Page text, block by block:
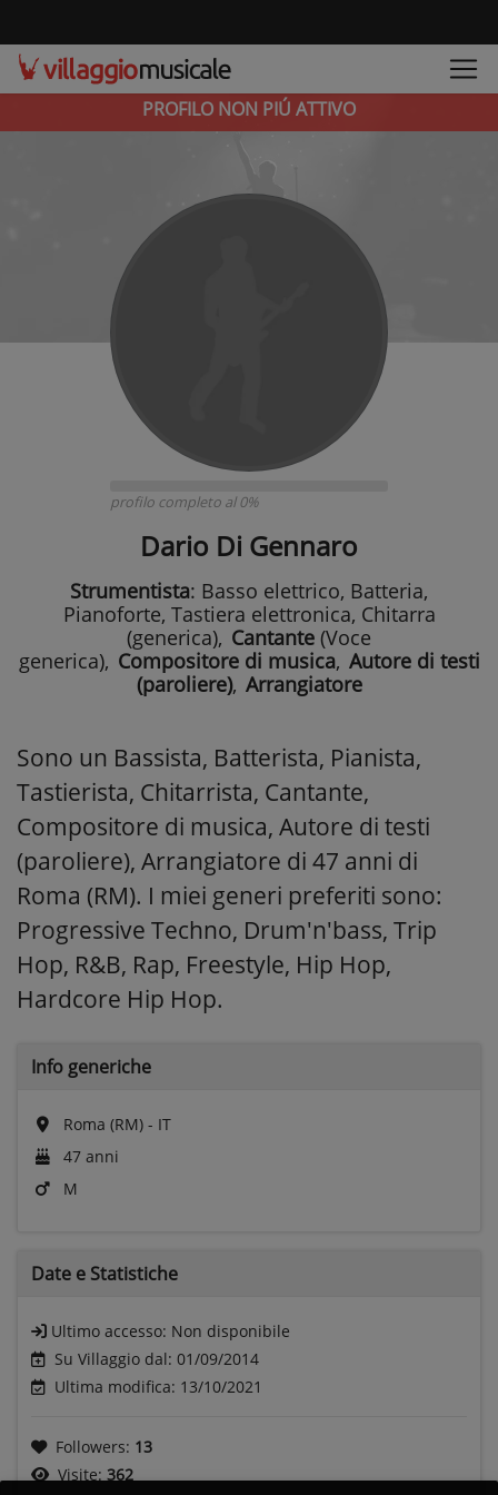
PROFILO NON PIÚ ATTIVO
profilo completo al 0%
Dario Di Gennaro
Strumentista: Basso elettrico, Batteria,
Pianoforte, Tastiera elettronica, Chitarra
(generica), Cantante (Voce
generica), Compositore di musica, Autore di testi
(paroliere), Arrangiatore
Sono un Bassista, Batterista, Pianista,
Tastierista, Chitarrista, Cantante,
Compositore di musica, Autore di testi
(paroliere), Arrangiatore di 47 anni di
Roma (RM). I miei generi preferiti sono:
Progressive Techno, Drum'n'bass, Trip
Hop, R&B, Rap, Freestyle, Hip Hop,
Hardcore Hip Hop.
Info generiche
Roma (RM) - IT
47 anni
M
Date e Statistiche
Ultimo accesso: Non disponibile
Su Villaggio dal: 01/09/2014
Ultima modifica: 13/10/2021
Followers: 13
Visite: 362